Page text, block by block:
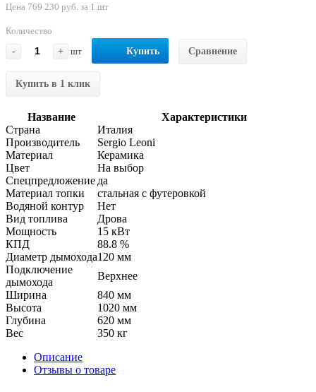
Цена 769 230 руб. за 1 шт
Количество
-
+ шт Купить Сравнение
Купить в 1 клик
Название
Характеристики
Страна
Италия
Производитель
Sergio Leoni
Материал
Керамика
Цвет
На выбор
Спецпредложение да
Материал топки
стальная с футеровкой
Водяной контур
Нет
Вид топлива
Дрова
Мощность
15 кВт
КПД
88.8 %
Диаметр дымохода120 мм
Подключение
дымохода
Верхнее
Ширина
840 мм
Высота
1020 мм
Глубина
620 мм
Вес
350 кг
Описание
Отзывы о товаре